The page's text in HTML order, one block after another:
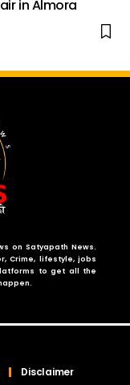
in Almora
on Satyapath News.
Crime, lifestyle, jobs
to get all the
Disclaimer